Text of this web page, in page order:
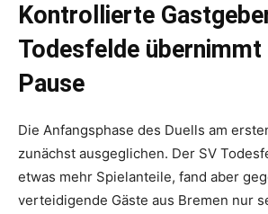
Kontrollierte
Todesfelde übernimmt
Pause
Die Anfangsphase des Duells am
zunächst ausgeglichen. Der SV
etwas mehr Spielanteile, fand aber
verteidigende Gäste aus Bremen nur